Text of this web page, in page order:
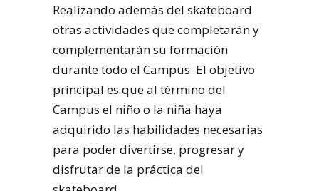
Realizando además del skateboard
otras actividades que completarán y
complementarán su formación
durante todo el Campus. El objetivo
principal es que al término del
Campus el niño o la niña haya
adquirido las habilidades necesarias
para poder divertirse, progresar y
disfrutar de la práctica del